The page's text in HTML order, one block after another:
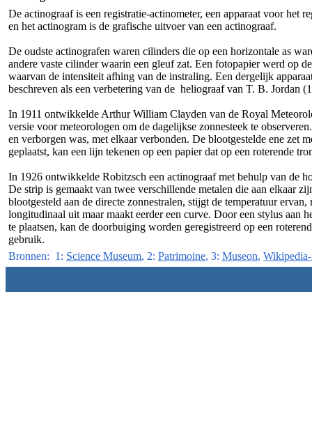
De actinograaf is een registratie-actinometer, een apparaat voor het
en het actinogram is de grafische uitvoer van een actinograaf.
De oudste actinografen waren cilinders die op een horizontale as
andere vaste cilinder waarin een gleuf zat. Een fotopapier werd op
waarvan de intensiteit afhing van de instraling. Een dergelijk
beschreven als een verbetering van de heliograaf van T. B. Jordan
In 1911 ontwikkelde Arthur William Clayden van de Royal
versie voor meteorologen om de dagelijkse zonnesteek te
en verborgen was, met elkaar verbonden. De blootgestelde ene zet
geplaatst, kan een lijn tekenen op een papier dat op een roterende
In 1926 ontwikkelde Robitzsch een actinograaf met behulp van de
De strip is gemaakt van twee verschillende metalen die aan elkaar
blootgesteld aan de directe zonnestralen, stijgt de temperatuur
longitudinaal uit maar maakt eerder een curve. Door een stylus aan
te plaatsen, kan de doorbuiging worden geregistreerd op een
gebruik.
Bronnen: 1: Science Museum, 2: Patrimoine, 3: Museon,